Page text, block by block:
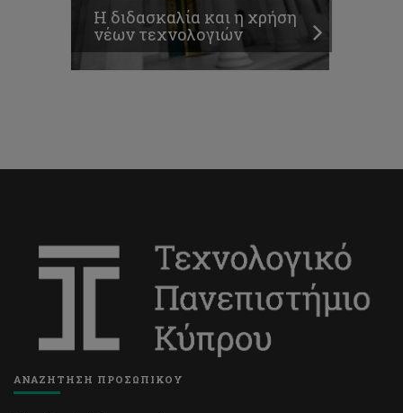
Η διδασκαλία και η χρήση
νέων τεχνολογιών
ΑΝΑΖΗΤΗΣΗ ΠΡΟΣΩΠΙΚΟΥ